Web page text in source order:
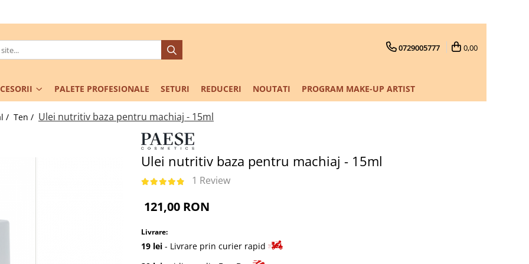
0729005777 0,00
PALETE PROFESIONALE SETURI REDUCERI NOUTATI PROGRAM MAKE-UP ARTIST
/ Ten / Ulei nutritiv baza pentru machiaj - 15ml
Ulei nutritiv baza pentru machiaj - 15ml
1 Review
121,00 RON
Livrare:
19 lei - Livrare prin curier rapid